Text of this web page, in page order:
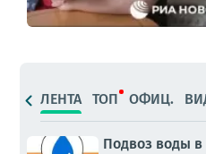
ЛЕНТА ТОП ОФИЦ.
Подвоз воды в